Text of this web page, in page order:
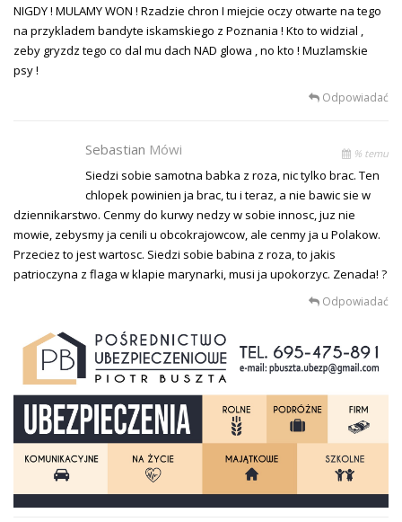
NIGDY ! MULAMY WON ! Rzadzie chron I miejcie oczy otwarte na tego
na przykladem bandyte iskamskiego z Poznania ! Kto to widzial ,
zeby gryzdz tego co dal mu dach NAD glowa , no kto ! Muzlamskie
psy !
Odpowiadać
Sebastian Mówi % temu
Siedzi sobie samotna babka z roza, nic tylko brac. Ten
chlopek powinien ja brac, tu i teraz, a nie bawic sie w
dziennikarstwo. Cenmy do kurwy nedzy w sobie innosc, juz nie
mowie, zebysmy ja cenili u obcokrajowcow, ale cenmy ja u Polakow.
Przeciez to jest wartosc. Siedzi sobie babina z roza, to jakis
patrioczyna z flaga w klapie marynarki, musi ja upokorzyc. Zenada! ?
Odpowiadać